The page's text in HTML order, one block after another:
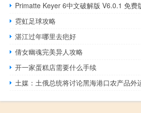
霓虹足球攻略
湛江过年哪里去疤好
倩女幽魂完美异人攻略
开一家蛋糕店需要什么手续
土媒：土俄总统将讨论黑海港口农产品外